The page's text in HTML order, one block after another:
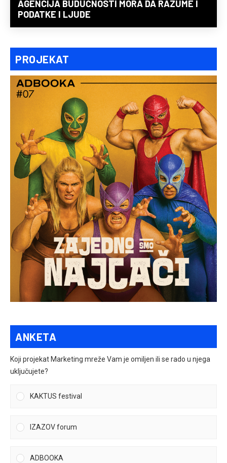
AGENCIJA BUDUĆNOSTI MORA DA RAZUME I
PODATKE I LJUDE
PROJEKAT
ANKETA
Koji projekat Marketing mreže Vam je omiljen ili se rado u njega
uključujete?
KAKTUS festival
IZAZOV forum
ADBOOKA